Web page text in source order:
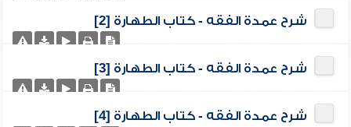
شرح عمدة الفقه - كتاب الطهارة [2]
شرح عمدة الفقه - كتاب الطهارة [3]
شرح عمدة الفقه - كتاب الطهارة [4]